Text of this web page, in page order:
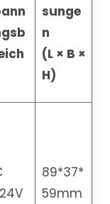
sunge
n
(L × B ×
H)
89*37*
59mm